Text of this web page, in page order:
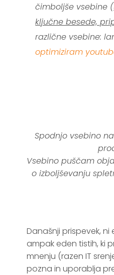
čimboljše vsebine (
ključne besede,
različne vsebine:
optimiziram
Spodnjo vsebino
Vsebino puščam
o izboljševanju
Današnji prispevek, ni
ampak eden tistih, ki
mnenju (razen IT
pozna in uporablja